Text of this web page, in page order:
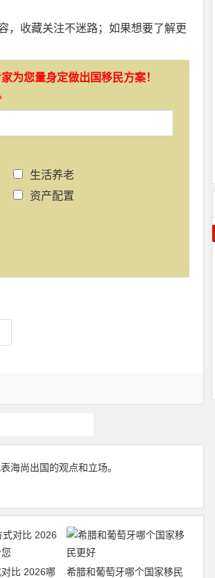
，收藏关注不迷路；如果想要了解更
为您量身定做出国移民方案！
生活养老
资产配置
海尚出国的观点和立场。
比 2026哪
希腊和葡萄牙哪个国家移民